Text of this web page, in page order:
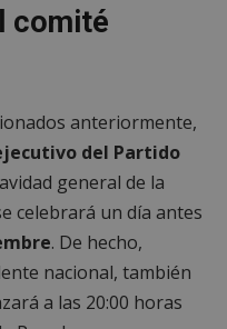
comité
anteriormente,
del Partido
general de la
celebrará un día antes
. De hecho,
nacional, también
a las 20:00 horas